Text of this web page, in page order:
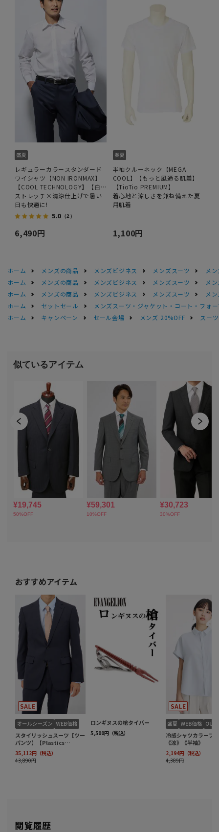
レギュラーカラースタンダード
ワイシャツ【NON IRONMAX】
【COOL TECHNOLOGY】【白
無地】
ストレッチ×清涼仕上げで暑い
日も快適に!
5.0 （2）
6,490円
半袖クルーネック【MEGA
COOL】【もっと風通る肌着】
【TioTio PREMIUM】
着心地と涼しさを兼ね備えた夏
用肌着
1,100円
ホーム メンズの商品 メンズビジネス メンズスーツ
メ
ホーム
メンズの商品 メンズビジネス メンズスーツ
メ
ホーム
メンズの商品 メンズビジネス メンズスーツ
メ
ホーム
セットセール
メンズスーツ・ジャケット・コート・フォ
ホーム
キャンペーン セール会場 メンズ 20%OFF スー
閲覧履歴